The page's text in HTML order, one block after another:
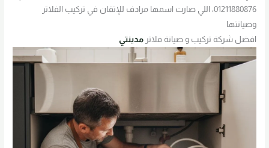
01211880876، اللي صارت اسمها مرادف للإتقان في تركيب الفلاتر
وصيانتها
افضل شركة تركيب و صيانة فلاترمدينتي